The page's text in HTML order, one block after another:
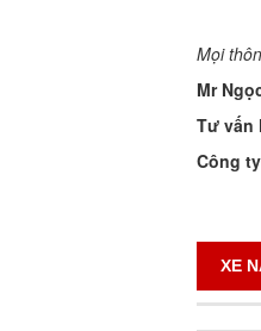
Mọi
Mr
Tư vấn
Công
XE